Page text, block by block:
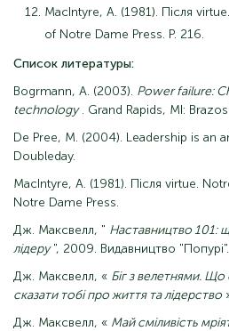
MacIntyre, A. (1981). Після
of Notre Dame Press. P. 216.
Список литературы:
Bogrmann, A. (2003). Power failure:
technology. Grand Rapids, MI: Brazos
De Pree, M. (2004). Leadership is an
Doubleday.
MacIntyre, A. (1981). Після virtue.
Notre Dame Press.
Дж. Максвелл, " Наставництво 101:
лідеру", 2009. Видавництво "Попурі".
Дж. Максвелл, « Біг з велетнями. Що
сказати тобі про життя та лідерство
Дж. Максвелл, « Май сміливість